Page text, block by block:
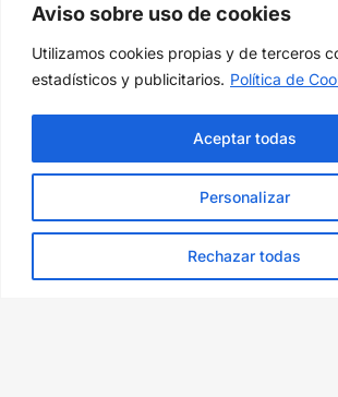
Aviso sobre uso de cookies
Utilizamos cookies propias y de terceros
estadísticos y publicitarios. Política de
Personalizar
Rechazar todas
Aceptar todas